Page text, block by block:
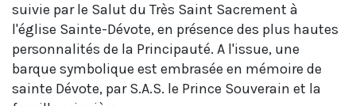
suivie par le Salut du Très Saint Sacrement à
l'église Sainte-Dévote, en présence des plus hautes
personnalités de la Principauté. A l'issue, une
barque symbolique est embrasée en mémoire de
sainte Dévote, par S.A.S. le Prince Souverain et la